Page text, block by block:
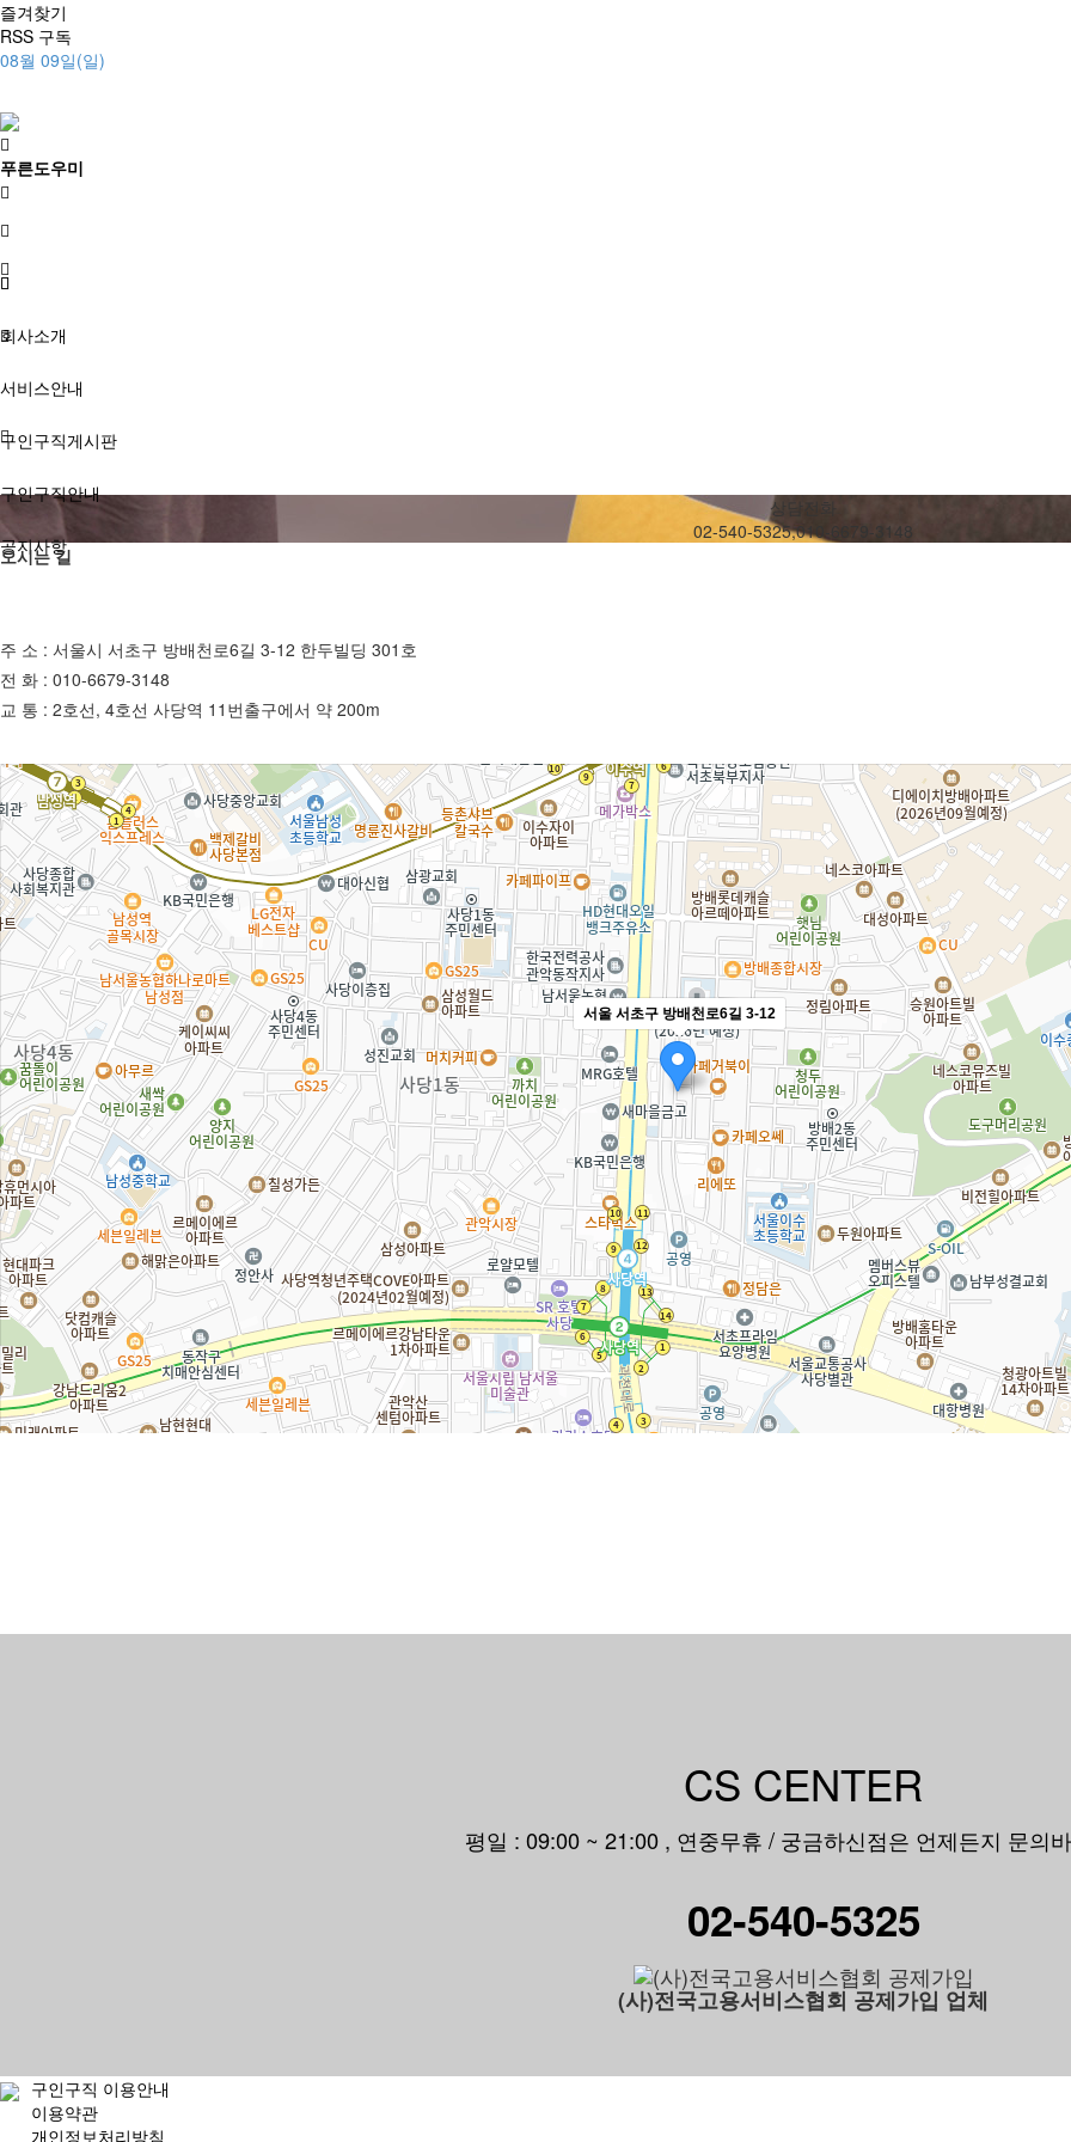
즐겨찾기
RSS 구독
08월 09일(일)
푸른도우미
회사소개
서비스안내
구인구직게시판
구인구직안내
공지사항
상담전화
02-540-5325,010-6679-3148
오시는 길
주 소 : 서울시 서초구 방배천로6길 3-12 한두빌딩 301호
전 화 : 010-6679-3148
교 통 : 2호선, 4호선 사당역 11번출구에서 약 200m
서울 서초구 방배천로6길 3-12
CS CENTER
평일 : 09:00 ~ 21:00 , 연중무휴 / 궁금하신점은 언제든지 문의
02-540-5325
(사)전국고용서비스협회 공제가입 업체
구인구직 이용안내
이용약관
개인정보처리방침